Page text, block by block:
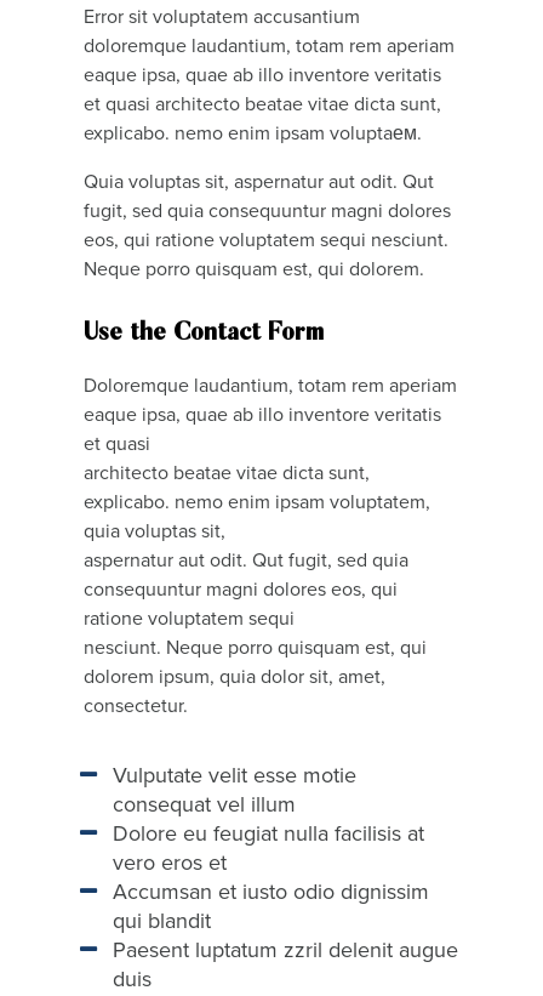
Error sit voluptatem accusantium
doloremque laudantium, totam rem aperiam
eaque ipsa, quae ab illo inventore veritatis
et quasi architecto beatae vitae dicta sunt,
explicabo. nemo enim ipsam voluptaем.
Quia voluptas sit, aspernatur aut odit. Qut
fugit, sed quia consequuntur magni dolores
eos, qui ratione voluptatem sequi nesciunt.
Neque porro quisquam est, qui dolorem.
Use the Contact Form
Doloremque laudantium, totam rem aperiam
eaque ipsa, quae ab illo inventore veritatis
et quasi
architecto beatae vitae dicta sunt,
explicabo. nemo enim ipsam voluptatem,
quia voluptas sit,
aspernatur aut odit. Qut fugit, sed quia
consequuntur magni dolores eos, qui
ratione voluptatem sequi
nesciunt. Neque porro quisquam est, qui
dolorem ipsum, quia dolor sit, amet,
consectetur.
Vulputate velit esse motie
consequat vel illum
Dolore eu feugiat nulla facilisis at
vero eros et
Accumsan et iusto odio dignissim
qui blandit
Paesent luptatum zzril delenit augue
duis